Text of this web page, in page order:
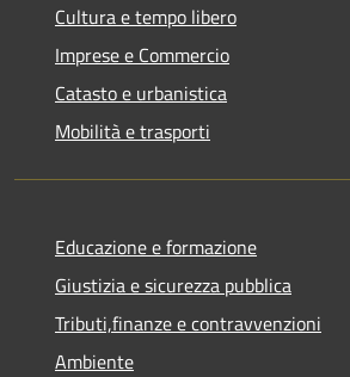
Cultura e tempo libero
Imprese e Commercio
Catasto e urbanistica
Mobilità e trasporti
Educazione e formazione
Giustizia e sicurezza pubblica
Tributi,finanze e contravvenzioni
Ambiente